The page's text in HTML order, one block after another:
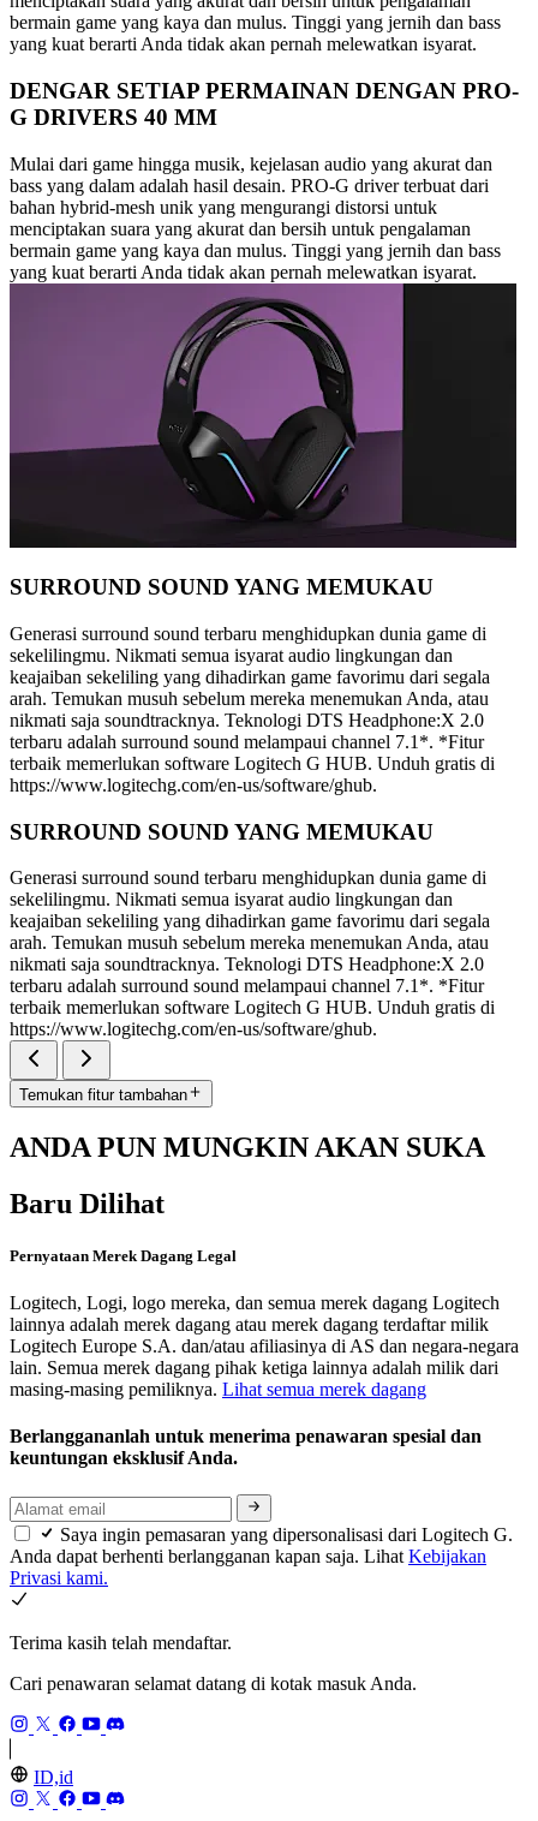
bermain game yang kaya dan mulus. Tinggi yang jernih dan bass
yang kuat berarti Anda tidak akan pernah melewatkan isyarat.
DENGAR SETIAP PERMAINAN DENGAN PRO-
G DRIVERS 40 MM
Mulai dari game hingga musik, kejelasan audio yang akurat dan
bass yang dalam adalah hasil desain. PRO-G driver terbuat dari
bahan hybrid-mesh unik yang mengurangi distorsi untuk
menciptakan suara yang akurat dan bersih untuk pengalaman
bermain game yang kaya dan mulus. Tinggi yang jernih dan bass
yang kuat berarti Anda tidak akan pernah melewatkan isyarat.
SURROUND SOUND YANG MEMUKAU
Generasi surround sound terbaru menghidupkan dunia game di
sekelilingmu. Nikmati semua isyarat audio lingkungan dan
keajaiban sekeliling yang dihadirkan game favorimu dari segala
arah. Temukan musuh sebelum mereka menemukan Anda, atau
nikmati saja soundtracknya. Teknologi DTS Headphone:X 2.0
terbaru adalah surround sound melampaui channel 7.1*. *Fitur
terbaik memerlukan software Logitech G HUB. Unduh gratis di
https://www.logitechg.com/en-us/software/ghub.
SURROUND SOUND YANG MEMUKAU
Generasi surround sound terbaru menghidupkan dunia game di
sekelilingmu. Nikmati semua isyarat audio lingkungan dan
keajaiban sekeliling yang dihadirkan game favorimu dari segala
arah. Temukan musuh sebelum mereka menemukan Anda, atau
nikmati saja soundtracknya. Teknologi DTS Headphone:X 2.0
terbaru adalah surround sound melampaui channel 7.1*. *Fitur
terbaik memerlukan software Logitech G HUB. Unduh gratis di
https://www.logitechg.com/en-us/software/ghub.
Temukan fitur tambahan
ANDA PUN MUNGKIN AKAN SUKA
Baru Dilihat
Pernyataan Merek Dagang Legal
Logitech, Logi, logo mereka, dan semua merek dagang Logitech
lainnya adalah merek dagang atau merek dagang terdaftar milik
Logitech Europe S.A. dan/atau afiliasinya di AS dan negara-negara
lain. Semua merek dagang pihak ketiga lainnya adalah milik dari
masing-masing pemiliknya. Lihat semua merek dagang
Berlanggananlah untuk menerima penawaran spesial dan
keuntungan eksklusif Anda.
Saya ingin pemasaran yang dipersonalisasi dari Logitech G.
Anda dapat berhenti berlangganan kapan saja. Lihat Kebijakan
Privasi kami.
Terima kasih telah mendaftar.
Cari penawaran selamat datang di kotak masuk Anda.
ID,id